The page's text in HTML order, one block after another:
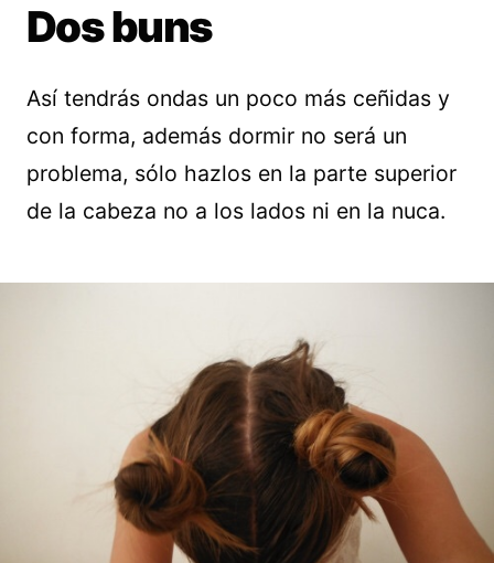
Dos buns
Así tendrás ondas un poco más ceñidas y
con forma, además dormir no será un
problema, sólo hazlos en la parte superior
de la cabeza no a los lados ni en la nuca.